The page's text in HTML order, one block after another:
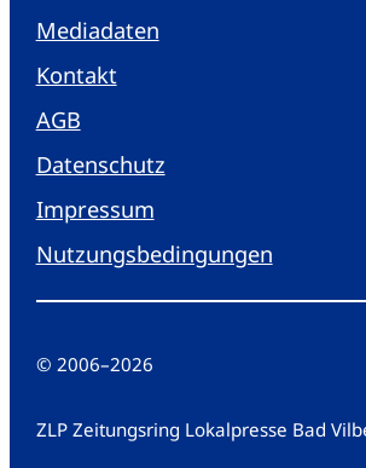
Mediadaten
Kontakt
AGB
Datenschutz
Impressum
Nutzungsbedingungen
© 2006–2026
ZLP Zeitungsring Lokalpresse Bad